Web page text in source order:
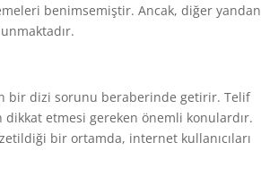
benimsemiştir. Ancak, diğer yandan
bir dizi sorunu beraberinde getirir. Telif
dikkat etmesi gereken önemli konulardır.
bir ortamda, internet kullanıcıları